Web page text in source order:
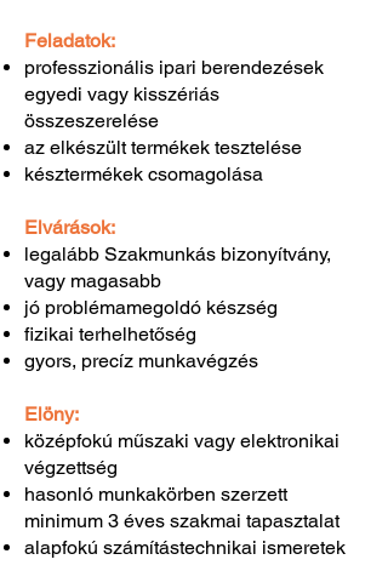
Feladatok:
professzionális ipari berendezések
egyedi vagy kisszériás
összeszerelése
az elkészült termékek tesztelése
késztermékek csomagolása
Elvárások:
legalább Szakmunkás bizonyítvány,
vagy magasabb
jó problémamegoldó készség
fizikai terhelhetőség
gyors, precíz munkavégzés
Elöny:
középfokú műszaki vagy elektronikai
végzettség
hasonló munkakörben szerzett
minimum 3 éves szakmai tapasztalat
alapfokú számítástechnikai ismeretek